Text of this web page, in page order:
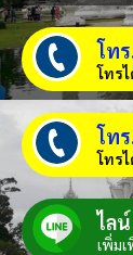
โท
โทร
โท
โทร
ไล
เพิ่ม